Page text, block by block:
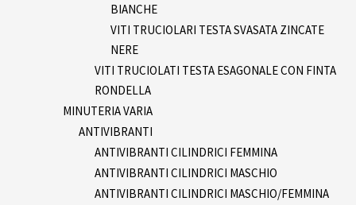
BIANCHE
VITI TRUCIOLARI TESTA SVASATA ZINCATE
NERE
VITI TRUCIOLATI TESTA ESAGONALE CON FINTA
RONDELLA
MINUTERIA VARIA
ANTIVIBRANTI
ANTIVIBRANTI CILINDRICI FEMMINA
ANTIVIBRANTI CILINDRICI MASCHIO
ANTIVIBRANTI CILINDRICI MASCHIO/FEMMINA